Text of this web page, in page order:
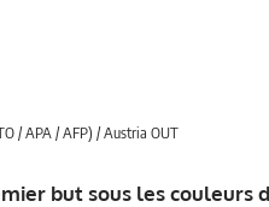
/ APA / AFP) / Austria OUT
but sous les couleurs